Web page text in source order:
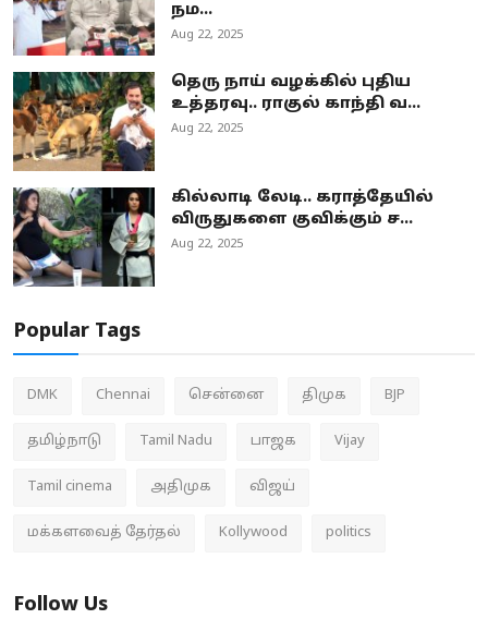
நம...
Aug 22, 2025
தெரு நாய் வழக்கில் புதிய
உத்தரவு.. ராகுல் காந்தி வ...
Aug 22, 2025
கில்லாடி லேடி.. கராத்தேயில்
விருதுகளை குவிக்கும் ச...
Aug 22, 2025
Popular Tags
DMK Chennai சென்னை திமுக BJP
தமிழ்நாடு Tamil Nadu பாஜக Vijay
Tamil cinema அதிமுக விஜய்
மக்களவைத் தேர்தல் Kollywood politics
Follow Us